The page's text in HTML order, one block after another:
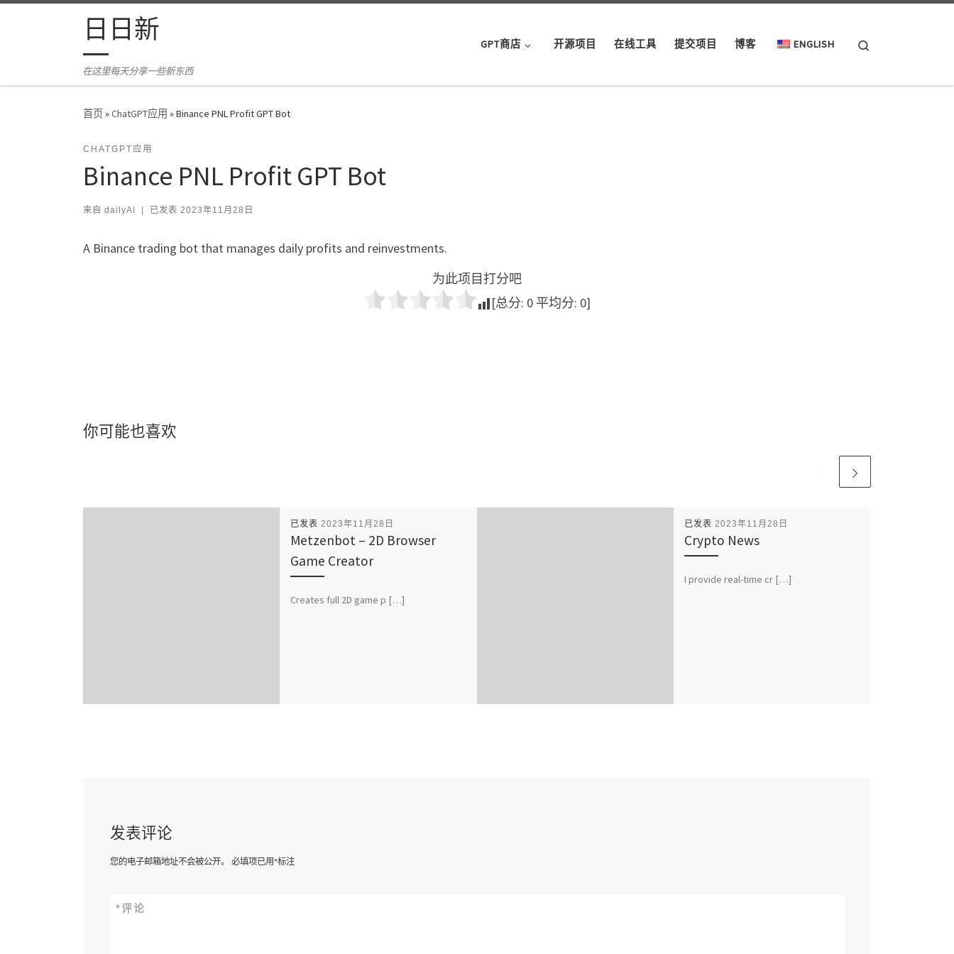
Skip to content日日新
在这里每天分享一些新东西
GPT商店 开源项目 在线工具 提交项目 博客 ENGLISH
首页»ChatGPT应用 »Binance PNL Profit GPT Bot
CHATGPT应用
Binance PNL Profit GPT Bot
来自 dailyAI 已发表 2023年11月28日
A Binance trading bot that manages daily profits and reinvestments.
为此项目打分吧
[总分: 0 平均分: 0]
你可能也喜欢
已发表 2023年11月28日
Metzenbot – 2D Browser
Game Creator
Creates full 2D game p […]
已发表 2023年11月28日
Crypto News
I provide real-time cr […]
发表评论
您的电子邮箱地址不会被公开。 必填项已用*标注
评论
*